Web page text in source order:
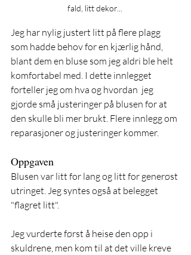
fald, litt dekor...
Jeg har nylig justert litt på flere plagg
som hadde behov for en kjærlig hånd,
blant dem en bluse som jeg aldri ble helt
komfortabel med. I dette innlegget
forteller jeg om hva og hvordan  jeg
gjorde små justeringer på blusen for at
den skulle bli mer brukt. Flere innlegg om
reparasjoner og justeringer kommer.
Oppgaven
Blusen var litt for lang og litt for generøst
utringet. Jeg syntes også at belegget
"flagret litt".
Jeg vurderte først å heise den opp i
skuldrene, men kom til at det ville kreve